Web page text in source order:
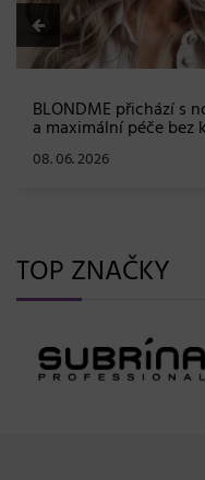
BLONDME přichází s
a maximální péče bez
08. 06. 2026
TOP ZNAČKY